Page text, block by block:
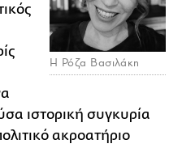
Η Ρόζα Βασιλάκη
ιστορική συγκυρία
ακροατήριο